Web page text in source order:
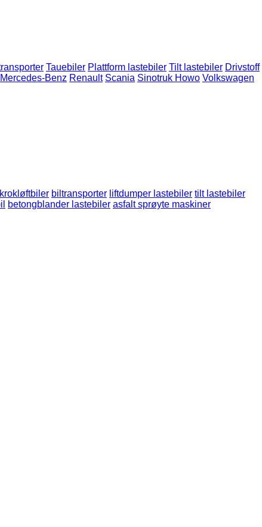
Tauebiler Plattform lastebiler Tilt lastebiler Drivstoff
Mercedes-Benz Renault Scania Sinotruk Howo Volkswagen
krokløftbiler biltransporter liftdumper lastebiler tilt lastebiler
betongblander lastebiler asfalt sprøyte maskiner